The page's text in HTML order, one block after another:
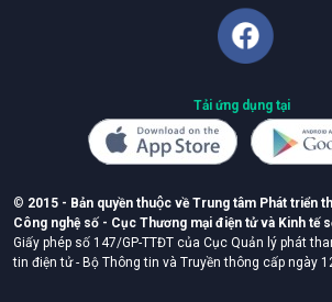
Tải ứng dụng tại
© 2015 - Bản quyền thuộc về Trung tâm Phát triển
Công nghệ số - Cục Thương mại điện tử và Kinh tế
Giấy phép số 147/GP-TTĐT của Cục Quản lý phát
tin điện tử - Bộ Thông tin và Truyền thông cấp ngày